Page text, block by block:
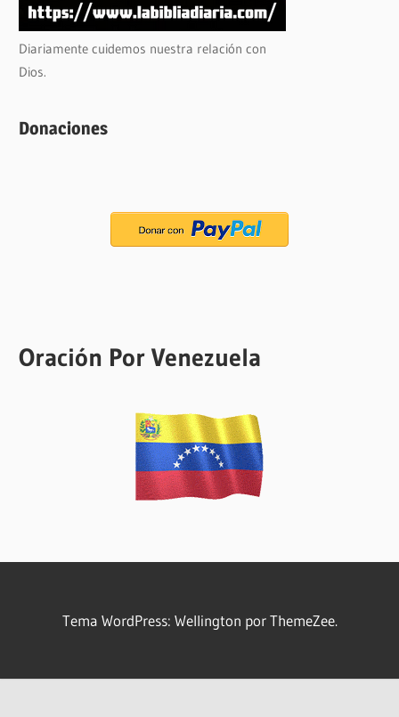
Diariamente cuidemos nuestra relación con
Dios.
Donaciones
Oración Por Venezuela
Tema WordPress: Wellington por ThemeZee.